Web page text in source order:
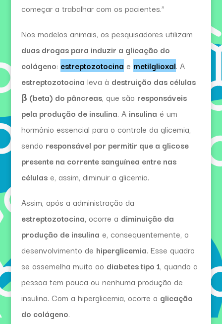
começar a trabalhar com os pacientes.”
Nos modelos animais, os pesquisadores utilizam
duas drogas para induzir a glicação do
colágeno: estreptozotocina e metilglioxal. A
estreptozotocina leva à destruição das células
β (beta) do pâncreas, que são responsáveis
pela produção de insulina. A insulina é um
hormônio essencial para o controle da glicemia,
sendo responsável por permitir que a glicose
presente na corrente sanguínea entre nas
célulase, assim, diminuir a glicemia.
Assim, após a administração da
estreptozotocina, ocorre a diminuição da
produção de insulina e, consequentemente, o
desenvolvimento de hiperglicemia. Esse quadro
se assemelha muito ao diabetes tipo 1, quando a
pessoa tem pouca ou nenhuma produção de
insulina. Com a hiperglicemia, ocorre a glicação
do colágeno.